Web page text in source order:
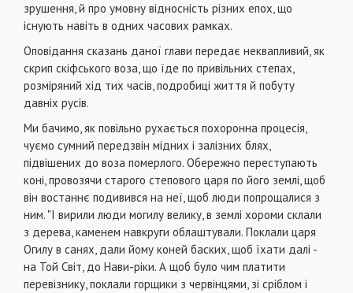
зрушення, й про умовну відносність різних епох, що
існують навіть в одних часових рамках.
Оповідання сказань даної глави передає неквапливий, як
скрип скіфського воза, що їде по привільних степах,
розміряний хід тих часів, подробиці життя й побуту
давніх русів.
Ми бачимо, як повільно рухається похоронна процесія,
чуємо сумний передзвін мідних і залізних блях,
підвішених до воза померлого. Обережно переступають
коні, провозячи старого степового царя по його землі, щоб
він востаннє подивився на неї, щоб люди попрощалися з
ним. "І вирили люди могилу велику, в землі хороми склали
з дерева, каменем навкруги облаштували. Поклали царя
Огилу в санях, дали йому коней баских, щоб їхати далі -
на Той Світ, до Нави-ріки. А щоб було чим платити
перевізнику, поклали горщики з червінцями, зі сріблом і